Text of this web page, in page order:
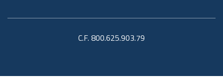
C.F. 800.625.903.79